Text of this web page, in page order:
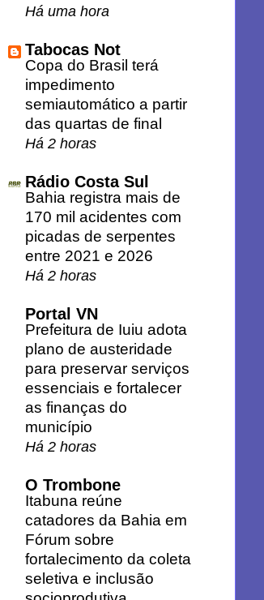
Há uma hora
Tabocas Not
Copa do Brasil terá
impedimento
semiautomático a partir
das quartas de final
Há 2 horas
Rádio Costa Sul
Bahia registra mais de
170 mil acidentes com
picadas de serpentes
entre 2021 e 2026
Há 2 horas
Portal VN
Prefeitura de Iuiu adota
plano de austeridade
para preservar serviços
essenciais e fortalecer
as finanças do
município
Há 2 horas
O Trombone
Itabuna reúne
catadores da Bahia em
Fórum sobre
fortalecimento da coleta
seletiva e inclusão